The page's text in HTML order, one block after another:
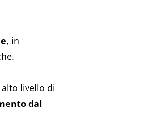
, in
livello di
dal